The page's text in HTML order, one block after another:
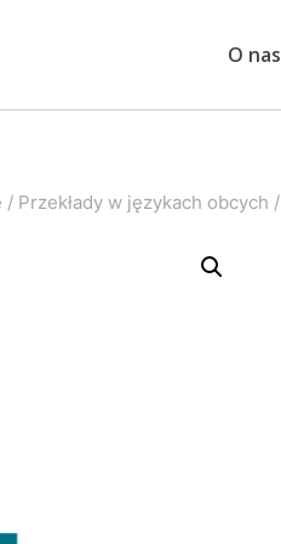
O nas
/ Przekłady w językach obcych /